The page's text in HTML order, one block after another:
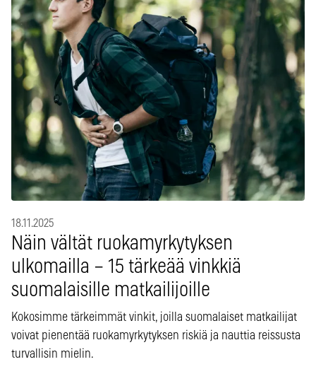
18.11.2025
Näin vältät ruokamyrkytyksen
ulkomailla – 15 tärkeää vinkkiä
suomalaisille matkailijoille
Kokosimme tärkeimmät vinkit, joilla suomalaiset matkailijat
voivat pienentää ruokamyrkytyksen riskiä ja nauttia reissusta
turvallisin mielin.